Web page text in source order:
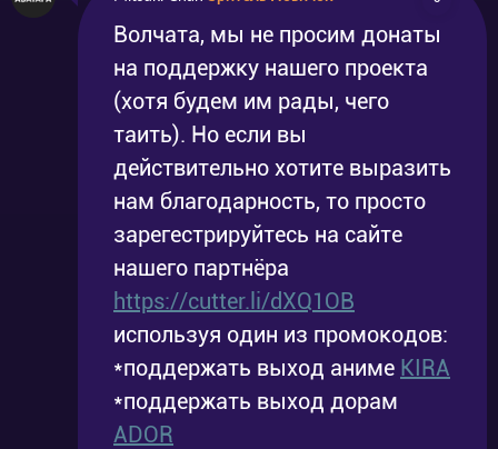
Волчата, мы не просим донаты
на поддержку нашего проекта
(хотя будем им рады, чего
таить). Но если вы
действительно хотите выразить
нам благодарность, то просто
зарегестрируйтесь на сайте
нашего партнёра
https://cutter.li/dXQ1OB
используя один из промокодов:
*поддержать выход аниме KIRA
*поддержать выход дорам
ADOR